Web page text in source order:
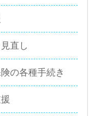
直し
の各種手続き